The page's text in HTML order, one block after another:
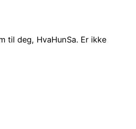
til deg, HvaHunSa. Er ikke